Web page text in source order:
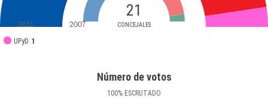
21
CONCEJALES
UPyD 1
2011 2007
Número de votos
100% ESCRUTADO